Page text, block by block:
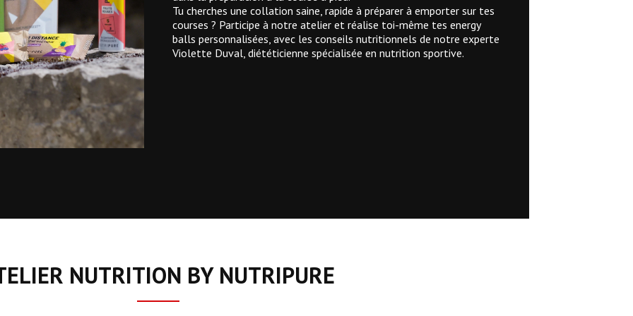
Tu cherches une collation saine, rapide à préparer à emporter sur tes
courses ? Participe à notre atelier et réalise toi-même tes energy
balls personnalisées, avec les conseils nutritionnels de notre experte
Violette Duval, diététicienne spécialisée en nutrition sportive.
NUTRITION BY NUTRIPURE